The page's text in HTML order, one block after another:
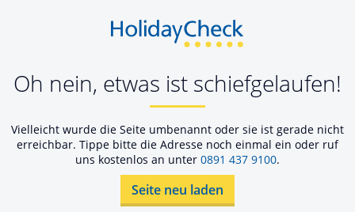
Oh nein, etwas ist schiefgelaufen!
Vielleicht wurde die Seite umbenannt oder sie ist gerade nicht
erreichbar. Tippe bitte die Adresse noch einmal ein oder ruf
uns kostenlos an unter 0891 437 9100.
Seite neu laden